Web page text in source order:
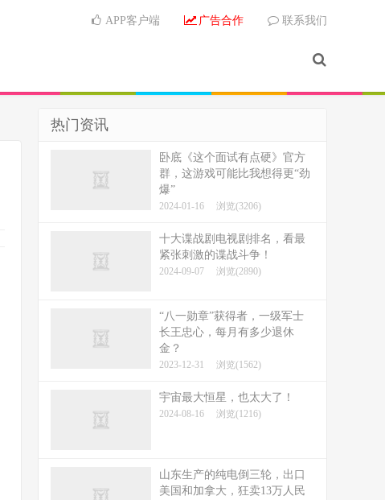
APP客户端 广告合作 联系我们
热门资讯
卧底《这个面试有点硬》官方
群，这游戏可能比我想得更“劲
爆”
2024-01-16 浏览(3206)
十大谍战剧电视剧排名，看最
紧张刺激的谍战斗争！
2024-09-07 浏览(2890)
“八一勋章”获得者，一级军士
长王忠心，每月有多少退休
金？
2023-12-31 浏览(1562)
宇宙最大恒星，也太大了！
2024-08-16 浏览(1216)
山东生产的纯电倒三轮，出口
美国和加拿大，狂卖13万人民